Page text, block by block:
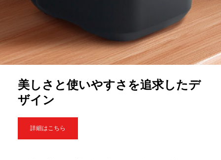
美しさと使いやすさを追求したデ
ザイン
詳細はこちら